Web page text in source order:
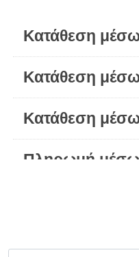
Κατάθεση
Κατάθεση
Κατάθεση
Πληρωμή μέσω